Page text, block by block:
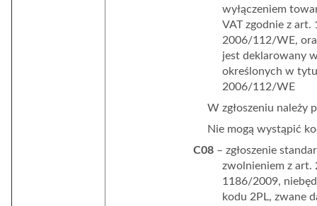
wyłączeniem
VAT zgodnie z
2006/112/WE,
jest deklarowany
określonych w
2006/112/WE
W zgłoszeniu należy
Nie mogą wystąpić
C08– zgłoszenie
zwolnieniem z art.
1186/2009,
kodu 2PL, zwane